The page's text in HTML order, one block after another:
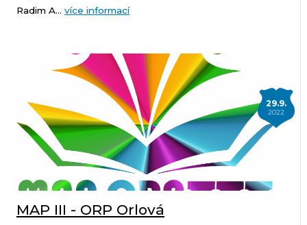
Radim A... více informací
29.9.
2022
MAP III - ORP Orlová